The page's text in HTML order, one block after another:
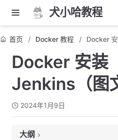
犬小哈教程
首页 Docker 教程 Docker
Docker 安装
Jenkins（图
2024年1月9日
大纲